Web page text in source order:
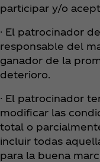
participar y/o
· El patrocinador
responsable del
ganador de la
deterioro.
· El patrocinador
modificar las
total o
incluir todas
para la buena